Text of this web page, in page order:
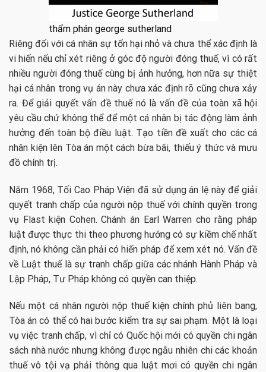
thẩm phán george sutherland
Riêng đối với cá nhân sự tổn hại nhỏ và chưa thể xác định là
vi hiến nếu chỉ xét riêng ở góc độ người đóng thuế, vì có rất
nhiều người đóng thuế cùng bị ảnh hưởng, hơn nữa sự thiệt
hại cá nhân trong vụ án này chưa xác định rõ cũng chưa xảy
ra. Để giải quyết vấn đề thuế nó là vấn đề của toàn xã hội
yêu cầu chứ không thể để một cá nhân bị tác động làm ảnh
hưởng đến toàn bộ điều luật. Tạo tiền đề xuất cho các cá
nhân kiện lên Tòa án một cách bừa bãi, thiếu ý thức và mưu
đồ chính trị.
Năm 1968, Tối Cao Pháp Viện đã sử dụng án lệ này để giải
quyết tranh chấp của người nộp thuế với chính quyền trong
vụ Flast kiện Cohen. Chánh án Earl Warren cho rằng pháp
luật được thực thi theo phương hướng có sự kiềm chế nhất
định, nó không cần phải có hiến pháp để xem xét nó. Vấn đề
về Luật thuế là sự tranh chấp giữa các nhánh Hành Pháp và
Lập Pháp, Tư Pháp không có quyền can thiệp.
Nếu một cá nhân người nộp thuế kiện chính phủ liên bang,
Tòa án có thể có hai bước kiểm tra sự sai phạm. Một là loại
vụ việc tranh chấp, vì chỉ có Quốc hội mới có quyền chi ngân
sách nhà nước nhưng không được ngẫu nhiên chi các khoản
thuế vô tội vạ phải thông qua luật mơi có quyền chi ngân